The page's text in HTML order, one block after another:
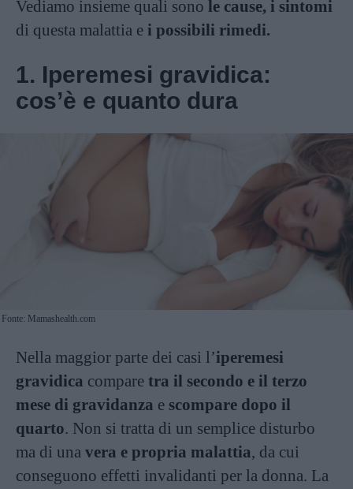
Vediamo insieme quali sono le cause, i sintomi
di questa malattia e i possibili rimedi.
1. Iperemesi gravidica:
cos’è e quanto dura
Fonte: Mamashealth.com
Nella maggior parte dei casi l’iperemesi
gravidica compare tra il secondo e il terzo
mese di gravidanza e scompare dopo il
quarto. Non si tratta di un semplice disturbo
ma di una vera e propria malattia, da cui
conseguono effetti invalidanti per la donna. La